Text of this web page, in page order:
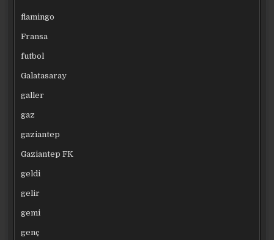
flamingo
Fransa
futbol
Galatasaray
galler
gaz
gaziantep
Gaziantep FK
geldi
gelir
gemi
genç